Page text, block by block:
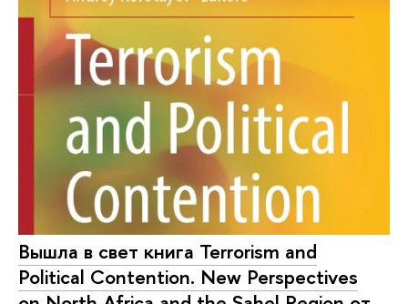
Вышла в свет книга Terrorism and
Political Contention. New Perspectives